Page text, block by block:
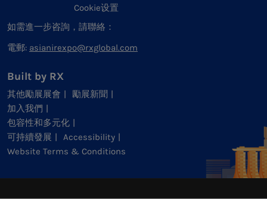
Cookie设置
如需進一步咨詢，請聯絡：
電郵: asianirexpo@rxglobal.com
Built by RX
其他勵展展會
勵展新聞
加入我們
包容性和多元化
可持續發展
Accessibility
Website Terms & Conditions